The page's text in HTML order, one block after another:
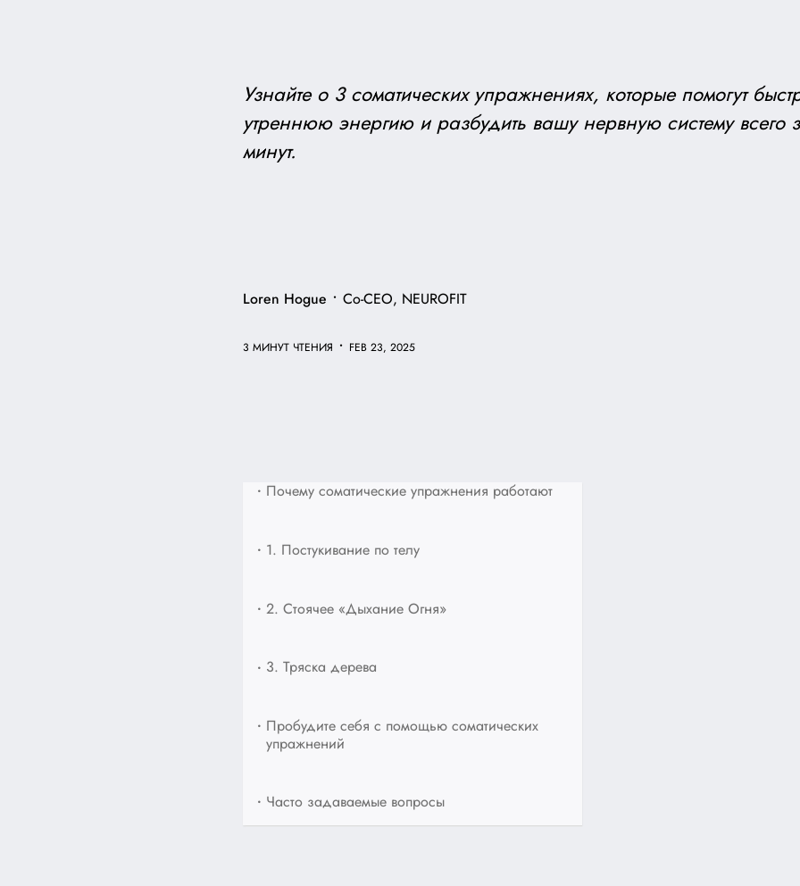
Узнайте о 3 соматических упражнениях, которые помогут
утреннюю энергию и разбудить вашу нервную систему всего
минут.
Loren Hogue • Co-CEO, NEUROFIT
3 МИНУТ ЧТЕНИЯ • FEB 23, 2025
• Почему соматические упражнения работают
• 1. Постукивание по телу
• 2. Стоячее «Дыхание Огня»
• 3. Тряска дерева
• Пробудите себя с помощью соматических
упражнений
• Часто задаваемые вопросы